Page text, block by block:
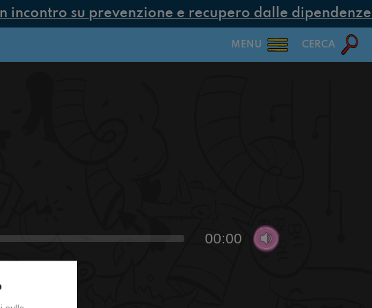
su prevenzione e recupero dalle dipendenze
MENU CERCA
00:00